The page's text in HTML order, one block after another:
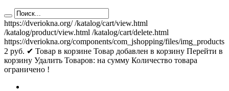
https://dveriokna.org/ /katalog/cart/view.html
/katalog/product/view.html /katalog/cart/delete.html
https://dveriokna.org/components/com_jshopping/files/img_products
2 руб. ✔ Товар в корзине Товар добавлен в корзину Перейти в
корзину Удалить Товаров: на сумму Количество товара
ограничено !